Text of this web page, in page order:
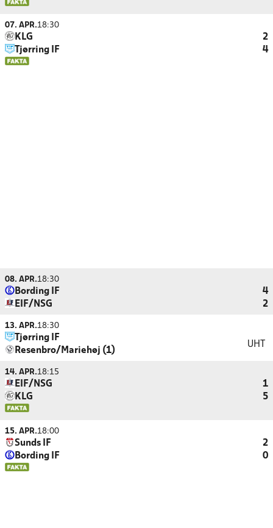
07. APR.18:30
KLG
2
Tjørring IF
4
08. APR.18:30
Bording IF
4
EIF/NSG
2
13. APR.18:30
Tjørring IF
Resenbro/Mariehøj (1)
UHT
14. APR.18:15
EIF/NSG
1
KLG
5
15. APR.18:00
Sunds IF
2
Bording IF
0